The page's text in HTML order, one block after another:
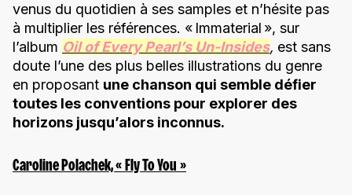
venus du quotidien à ses samples et n’hésite pas
à multiplier les références. « Immaterial », sur
l’album Oil of Every Pearl’s Un-Insides, est sans
doute l’une des plus belles illustrations du genre
en proposant une chanson qui semble défier
toutes les conventions pour explorer des
horizons jusqu’alors inconnus.
Caroline Polachek, « Fly To You »